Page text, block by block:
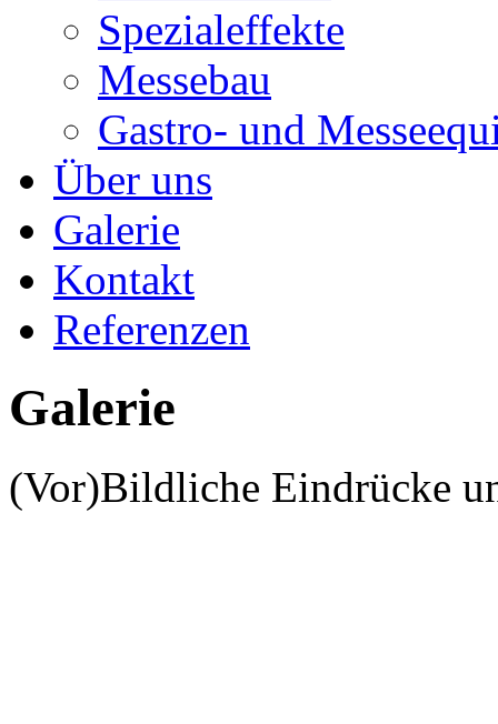
Spezialeffekte
Messebau
Gastro- und
Über uns
Galerie
Kontakt
Referenzen
Galerie
(Vor)Bildliche Eindrücke